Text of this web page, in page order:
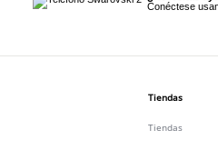
Conéctese
Tiendas
Tiendas